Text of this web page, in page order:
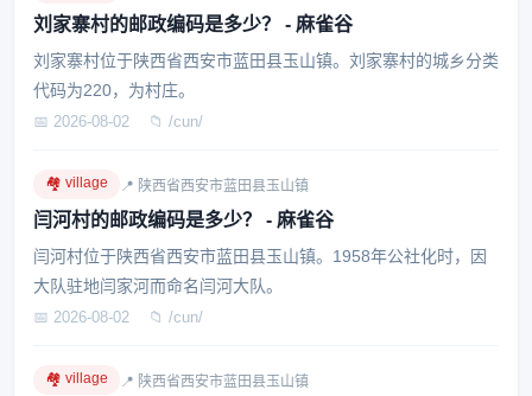
刘家寨村的邮政编码是多少？ - 麻雀谷
刘家寨村位于陕西省西安市蓝田县玉山镇。刘家寨村的城乡分类
代码为220，为村庄。
📅 2026-08-02 📁 /cun/
🏘️ village 📍 陕西省西安市蓝田县玉山镇
闫河村的邮政编码是多少？ - 麻雀谷
闫河村位于陕西省西安市蓝田县玉山镇。1958年公社化时，因
大队驻地闫家河而命名闫河大队。
📅 2026-08-02 📁 /cun/
🏘️ village 📍 陕西省西安市蓝田县玉山镇